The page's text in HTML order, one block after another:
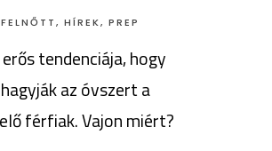
FELNŐTT, HÍREK, PREP
tendenciája, hogy
az óvszert a
férfiak. Vajon miért?